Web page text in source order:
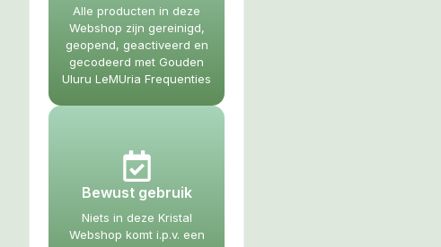
Alle producten in deze
Webshop zijn gereinigd,
geopend, geactiveerd en
gecodeerd met Gouden
Uluru LeMUria Frequenties
Bewust gebruik
Niets in deze Kristal
Webshop komt i.p.v. een